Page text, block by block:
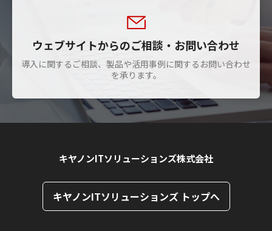
ウェブサイトからのご相談・お問い合わせ
導入に関するご相談、製品や活用事例に関するお問い合わせ
を承ります。
キヤノンITソリューションズ株式会社
キヤノンITソリューションズ トップへ